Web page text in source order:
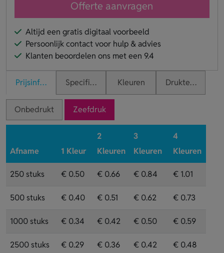
Offerte aanvragen
Altijd een gratis digitaal voorbeeld
Persoonlijk contact voor hulp & advies
Klanten beoordelen ons met een 9.4
PrijsinformatieSpecificaties Kleuren Druktechnieken
Onbedrukt Zeefdruk
Afname 1 Kleur
2
Kleuren
3
Kleuren
4
Kleuren
250 stuks € 0.50 € 0.66 € 0.84 € 1.01
500 stuks € 0.40 € 0.51 € 0.62 € 0.73
1000 stuks € 0.34 € 0.42 € 0.50 € 0.59
2500 stuks € 0.29 € 0.36 € 0.42 € 0.48